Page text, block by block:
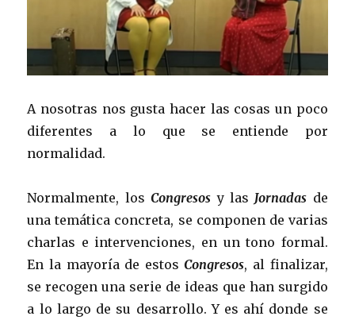
A nosotras nos gusta hacer las cosas un poco
diferentes a lo que se entiende por
normalidad.
Normalmente, losCongresos y las Jornadas de
una temática concreta, se componen de varias
charlas e intervenciones, en un tono formal.
En la mayoría de estosCongresos, al finalizar,
se recogen una serie de ideas que han surgido
a lo largo de su desarrollo. Y es ahí donde se